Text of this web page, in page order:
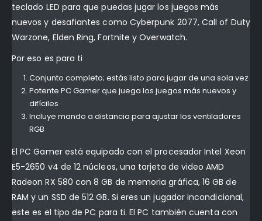
teclado LED para que puedas jugar los juegos más
nuevos y desafiantes como Cyberpunk 2077, Call of Duty
Warzone, Elden Ring, Fortnite y Overwatch.
Por eso es para ti
Conjunto completo; estás listo para jugar de una sola vez
Potente PC Gamer que juega los juegos más nuevos y
difíciles
Incluye mando a distancia para ajustar los ventiladores
RGB
El PC Gamer está equipado con el procesador Intel Xeon
E5-2650 v4 de 12 núcleos, una tarjeta de video AMD
Radeon RX 580 con 8 GB de memoria gráfica, 16 GB de
RAM y un SSD de 512 GB. Si eres un jugador incondicional,
este es el tipo de PC para ti. El PC también cuenta con